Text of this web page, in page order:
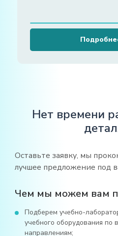
Нет времени
Оставьте заявку, мы
лучшее предложение под
Чем мы можем вам
Подберем учебно-
учебного оборудования по
направлениям;